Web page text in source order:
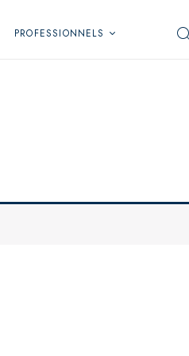
PROFESSIONNELS